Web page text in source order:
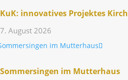
KuK: inno­va­tives Projektes
7. August 2026
Sommer­singen im Mutterhaus